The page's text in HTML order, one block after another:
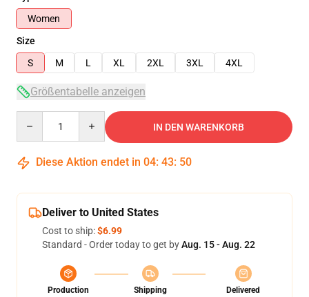
Women
Size
S
M L XL 2XL 3XL 4XL
Größentabelle anzeigen
IN DEN WARENKORB
Diese Aktion endet in 04: 43: 49
Deliver to United States
Cost to ship:$6.99
Standard - Order today to get byAug. 15 - Aug. 22
Production
Shipping
Delivered